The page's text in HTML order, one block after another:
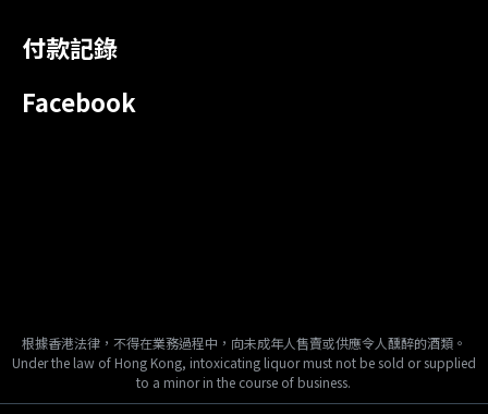
付款記錄
Facebook
根據香港法律，不得在業務過程中，向未成年人售賣或供應令人醺醉的酒類。
Under the law of Hong Kong, intoxicating liquor must not be sold or supplied
to a minor in the course of business.